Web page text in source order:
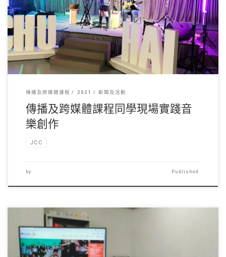
傳播及跨媒體課程同學 […]
傳播及跨媒體課程 2021 新聞及活動
傳播及跨媒體課程同學現場實踐音
樂創作
JCC
by Published